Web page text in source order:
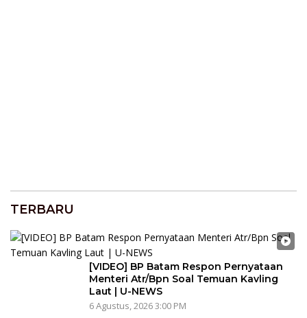
TERBARU
[VIDEO] BP Batam Respon Pernyataan
Menteri Atr/Bpn Soal Temuan Kavling
Laut | U-NEWS
6 Agustus, 2026 3:00 PM